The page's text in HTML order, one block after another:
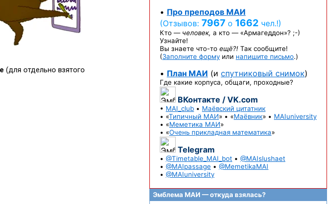
• Про преподов МАИ
(Отзывов: 7967 о 1662 чел.!)
Кто — человек, а кто — «Армагеддон»? ;-)
Узнайте!
Вы знаете что-то ещё?! Так сообщите!
(Заполните форму или напишите письмо.)
• План МАИ (и спутниковый снимок)
Где какие корпуса, общаги, проходные?
ВКонтакте / VK.com
• MAI_club • Маёвский цитатник
• «Типичный МАИ» • «Маёвник» • MAIuniversity
• «Меметика МАИ»
• «Очень прикладная математика»
Telegram
• @Timetable_MAI_bot • @MAIslushaet
• @MAIpassage • @MemetikaMAI
• @MAIuniversity
Эмблема МАИ — откуда взялась?